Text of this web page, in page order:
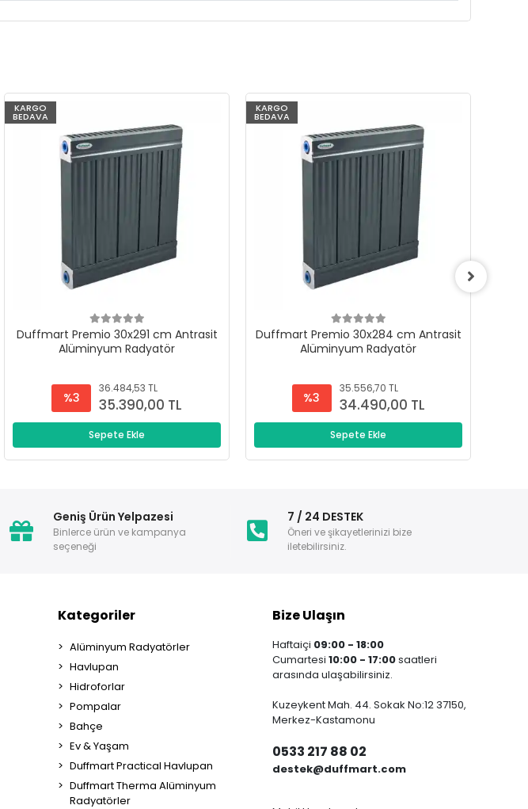
KARGO
BEDAVA
Duffmart Premio 30x291 cm Antrasit
Alüminyum Radyatör
%3
36.484,53 TL
35.390,00 TL
Sepete Ekle
KARGO
BEDAVA
Duffmart Premio 30x284 cm Antrasit
Alüminyum Radyatör
%3
35.556,70 TL
34.490,00 TL
Sepete Ekle
Geniş Ürün Yelpazesi
Binlerce ürün ve kampanya
seçeneği
7 / 24 DESTEK
Öneri ve şikayetlerinizi bize
iletebilirsiniz.
Kategoriler
Alüminyum Radyatörler
Havlupan
Hidroforlar
Pompalar
Bahçe
Ev & Yaşam
Duffmart Practical Havlupan
Duffmart Therma Alüminyum
Radyatörler
Bize Ulaşın
Haftaiçi 09:00 - 18:00
Cumartesi 10:00 - 17:00saatleri
arasında ulaşabilirsiniz.
Kuzeykent Mah. 44. Sokak No:12 37150,
Merkez-Kastamonu
0533 217 88 02
destek@duffmart.com